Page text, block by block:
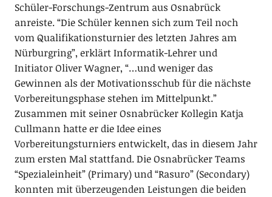
Schüler-Forschungs-Zentrum aus Osnabrück
anreiste. “Die Schüler kennen sich zum Teil noch
vom Qualifikationsturnier des letzten Jahres am
Nürburgring”, erklärt Informatik-Lehrer und
Initiator Oliver Wagner, “…und weniger das
Gewinnen als der Motivationsschub für die nächste
Vorbereitungsphase stehen im Mittelpunkt.”
Zusammen mit seiner Osnabrücker Kollegin Katja
Cullmann hatte er die Idee eines
Vorbereitungsturniers entwickelt, das in diesem Jahr
zum ersten Mal stattfand. Die Osnabrücker Teams
“Spezialeinheit” (Primary) und “Rasuro” (Secondary)
konnten mit überzeugenden Leistungen die beiden